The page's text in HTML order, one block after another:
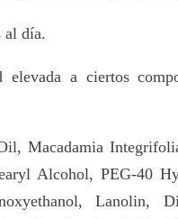
al día.
a ciertos
Macadamia
Alcohol, PEG-40
Lanolin,